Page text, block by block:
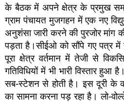
के बैठक में अपने क्षेत्र के प्रमुख
ग्राम पंचायत मुजगहन में एक नए
अनुशंसा जारी करने की पुरजोर मांग
पड़ता है।सीईओ को सौंपे गए पत्र
पूरा क्षेत्र वर्तमान में तेजी से
गतिविधियों में भी भारी विस्तार
सब-स्टेशन से होती है। इस दूरी के
का सामना करना पड़ रहा है। लो-